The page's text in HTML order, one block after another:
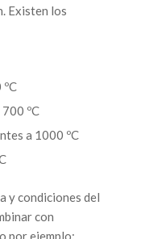
Existen los
ºC
a 1000 ºC
y condiciones del
con
por ejemplo: